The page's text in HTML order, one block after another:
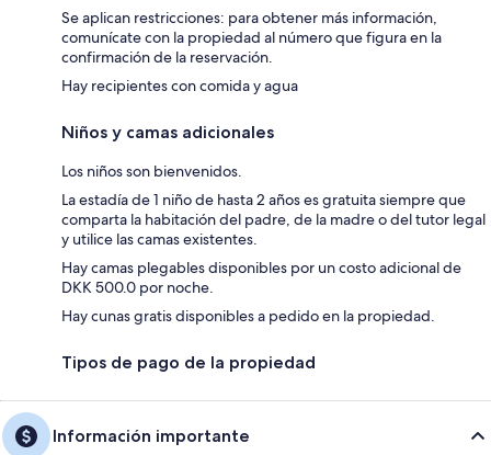
Se aplican restricciones: para obtener más información,
comunícate con la propiedad al número que figura en la
confirmación de la reservación.
Hay recipientes con comida y agua
Niños y camas adicionales
Los niños son bienvenidos.
La estadía de 1 niño de hasta 2 años es gratuita siempre que
comparta la habitación del padre, de la madre o del tutor legal
y utilice las camas existentes.
Hay camas plegables disponibles por un costo adicional de
DKK 500.0 por noche.
Hay cunas gratis disponibles a pedido en la propiedad.
Tipos de pago de la propiedad
Información importante